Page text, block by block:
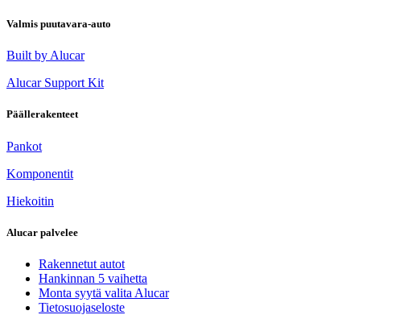
Valmis puutavara-auto
Built by Alucar
Alucar Support Kit
Päällerakenteet
Pankot
Komponentit
Hiekoitin
Alucar palvelee
Rakennetut autot
Hankinnan 5 vaihetta
Monta syytä valita Alucar
Tietosuojaseloste